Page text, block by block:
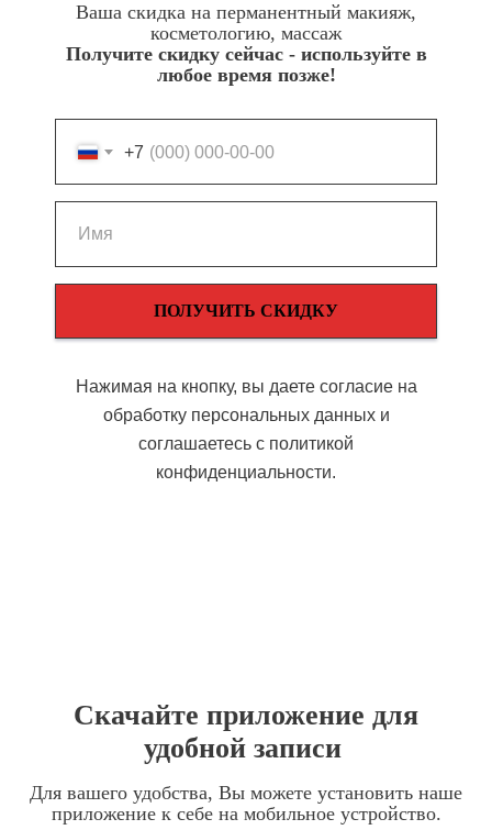
Ваша скидка на перманентный макияж,
косметологию, массаж
Получите скидку сейчас - используйте в
любое время позже!
+7
ПОЛУЧИТЬ СКИДКУ
Нажимая на кнопку, вы даете согласие на
обработку персональных данных и
соглашаетесь c политикой
конфиденциальности.
Скачайте приложение для
удобной записи
Для вашего удобства, Вы можете установить наше
приложение к себе на мобильное устройство.